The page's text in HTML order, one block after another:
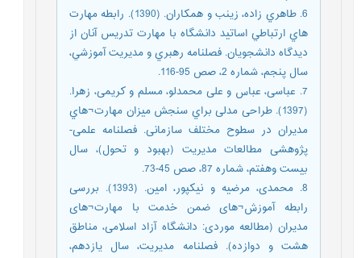
6. طاهري زاده، زينب و همکاران. (1390). رابطه مهارت
هاي ارتباطي اساتيد دانشگاه با مهارت تدريس آنان از
ديدگاه دانشجويان. فصلنامه رهبري و مديريت آموزشي،
سال پنجم، شماره 2، صص 95-116.
7. عباسی، عباس و علی محمدلو، مسلم و کریمی، زهرا.
(1397). طراحی مدلی براي سنجش میزان مهارت¬هاي
مدیران در سطوح مختلف سازمانی. فصلنامه علمی-
پژوهشی مطالعات مدیریت (بهبود و تحول)، سال
بیست وهفتم، شماره 87، صص 45-73.
8. محمدی، مرضیه و نیکپور، امین. (1393). بررسی
رابطه آموزش¬های ضمن خدمت با مهارت¬های
مدیران (مطالعه موردی: دانشگاه آزاد اسلامی، مناطق
هشت و دوازده). فصلنامه مدیریت، سال یازدهم،